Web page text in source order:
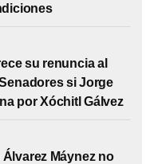
su renuncia al
si Jorge
por Xóchitl Gálvez
Máynez no